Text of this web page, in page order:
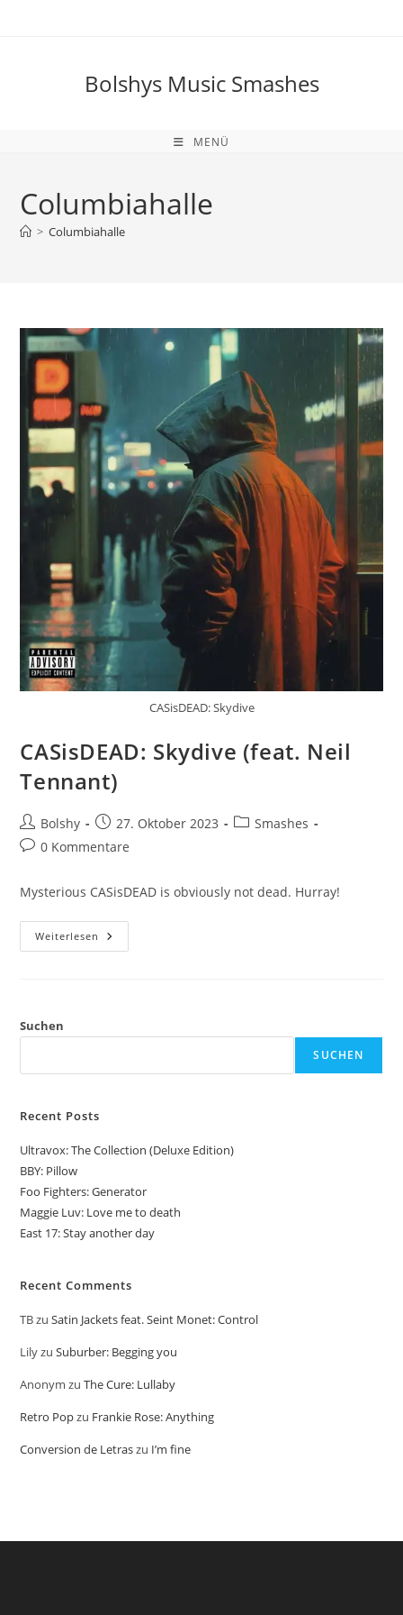
Bolshys Music Smashes
MENÜ
Columbiahalle
> Columbiahalle
CASisDEAD: Skydive
CASisDEAD: Skydive (feat. Neil
Tennant)
Beitrags-
Autor:
Bolshy
Beitrag
veröffentlicht:
27. Oktober 2023
Beitrags-
Smashes
Beitrags-
0 Kommentare
Mysterious CASisDEAD is obviously not dead. Hurray!
Weiterlesen CASisDEAD:
Skydive
Suchen
SUCHEN
Recent Posts
Ultravox: The Collection (Deluxe Edition)
BBY: Pillow
Foo Fighters: Generator
Maggie Luv: Love me to death
East 17: Stay another day
Recent Comments
TBzuSatin Jackets feat. Seint Monet: Control
LilyzuSuburber: Begging you
Anonym zuThe Cure: Lullaby
Retro Popzu Frankie Rose: Anything
Conversion de Letraszu I’m fine